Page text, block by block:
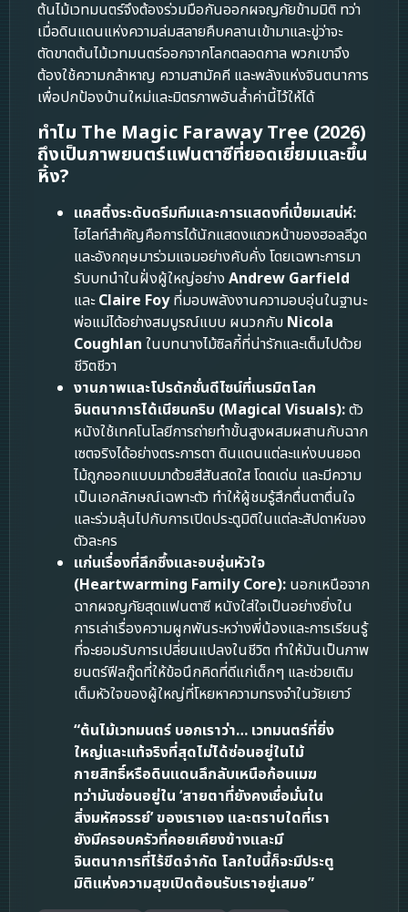
ต้นไม้เวทมนตร์จึงต้องร่วมมือกันออกผจญภัยข้ามมิติ ทว่า
เมื่อดินแดนแห่งความล่มสลายคืบคลานเข้ามาและขู่ว่าจะ
ตัดขาดต้นไม้เวทมนตร์ออกจากโลกตลอดกาล พวกเขาจึง
ต้องใช้ความกล้าหาญ ความสามัคคี และพลังแห่งจินตนาการ
เพื่อปกป้องบ้านใหม่และมิตรภาพอันล้ำค่านี้ไว้ให้ได้
ทำไม The Magic Faraway Tree (2026)
ถึงเป็นภาพยนตร์แฟนตาซีที่ยอดเยี่ยมและขึ้น
หิ้ง?
แคสติ้งระดับดรีมทีมและการแสดงที่เปี่ยมเสน่ห์:
ไฮไลท์สำคัญคือการได้นักแสดงแถวหน้าของฮอลลีวูด
และอังกฤษมาร่วมแจมอย่างคับคั่ง โดยเฉพาะการมา
รับบทนำในฝั่งผู้ใหญ่อย่าง Andrew Garfield
และClaire Foyที่มอบพลังงานความอบอุ่นในฐานะ
พ่อแม่ได้อย่างสมบูรณ์แบบ ผนวกกับ Nicola
Coughlan ในบทนางไม้ซิลกี้ที่น่ารักและเต็มไปด้วย
ชีวิตชีวา
งานภาพและโปรดักชั่นดีไซน์ที่เนรมิตโลก
จินตนาการได้เนียนกริบ (Magical Visuals):ตัว
หนังใช้เทคโนโลยีการถ่ายทำขั้นสูงผสมผสานกับฉาก
เซตจริงได้อย่างตระการตา ดินแดนแต่ละแห่งบนยอด
ไม้ถูกออกแบบมาด้วยสีสันสดใส โดดเด่น และมีความ
เป็นเอกลักษณ์เฉพาะตัว ทำให้ผู้ชมรู้สึกตื่นตาตื่นใจ
และร่วมลุ้นไปกับการเปิดประตูมิติในแต่ละสัปดาห์ของ
ตัวละคร
แก่นเรื่องที่ลึกซึ้งและอบอุ่นหัวใจ
(Heartwarming Family Core): นอกเหนือจาก
ฉากผจญภัยสุดแฟนตาซี หนังใส่ใจเป็นอย่างยิ่งใน
การเล่าเรื่องความผูกพันระหว่างพี่น้องและการเรียนรู้
ที่จะยอมรับการเปลี่ยนแปลงในชีวิต ทำให้มันเป็นภาพ
ยนตร์ฟีลกู๊ดที่ให้ข้อนึกคิดที่ดีแก่เด็กๆ และช่วยเติม
เต็มหัวใจของผู้ใหญ่ที่โหยหาความทรงจำในวัยเยาว์
“ต้นไม้เวทมนตร์ บอกเราว่า… เวทมนตร์ที่ยิ่ง
ใหญ่และแท้จริงที่สุดไม่ได้ซ่อนอยู่ในไม้
กายสิทธิ์หรือดินแดนลึกลับเหนือก้อนเมฆ
ทว่ามันซ่อนอยู่ใน ‘สายตาที่ยังคงเชื่อมั่นใน
สิ่งมหัศจรรย์’ ของเราเอง และตราบใดที่เรา
ยังมีครอบครัวที่คอยเคียงข้างและมี
จินตนาการที่ไร้ขีดจำกัด โลกใบนี้ก็จะมีประตู
มิติแห่งความสุขเปิดต้อนรับเราอยู่เสมอ”